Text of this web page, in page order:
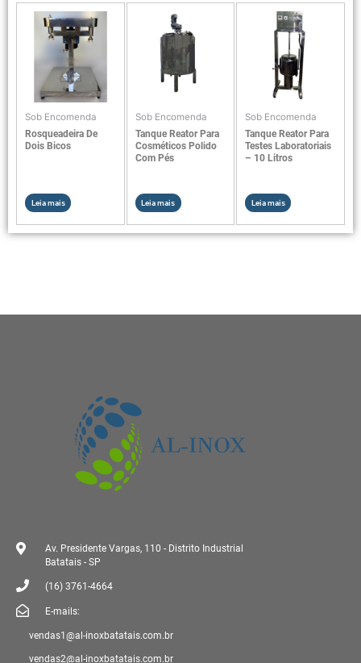
Sob Encomenda
Rosqueadeira De
Dois Bicos
Leia mais
Sob Encomenda
Tanque Reator Para
Cosméticos Polido
Com Pés
Leia mais
Sob Encomenda
Tanque Reator Para
Testes Laboratoriais
– 10 Litros
Leia mais
Av. Presidente Vargas, 110 - Distrito Industrial
Batatais - SP
(16) 3761-4664
E-mails:
vendas1@al-inoxbatatais.com.br
vendas2@al-inoxbatatais.com.br